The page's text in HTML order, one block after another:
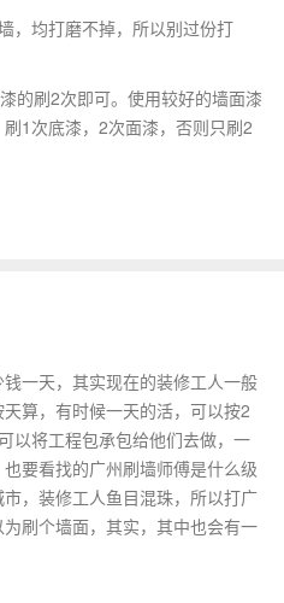
，均打磨不掉，所以别过份打
的刷2次即可。使用较好的墙面漆
1次底漆，2次面漆，否则只刷2
一天，其实现在的装修工人一般
算，有时候一天的活，可以按2
以将工程包承包给他们去做，一
要看找的广州刷墙师傅是什么级
，装修工人鱼目混珠，所以打广
刷个墙面，其实，其中也会有一